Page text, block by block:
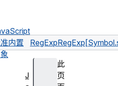
内置
RegExp
此
页
J